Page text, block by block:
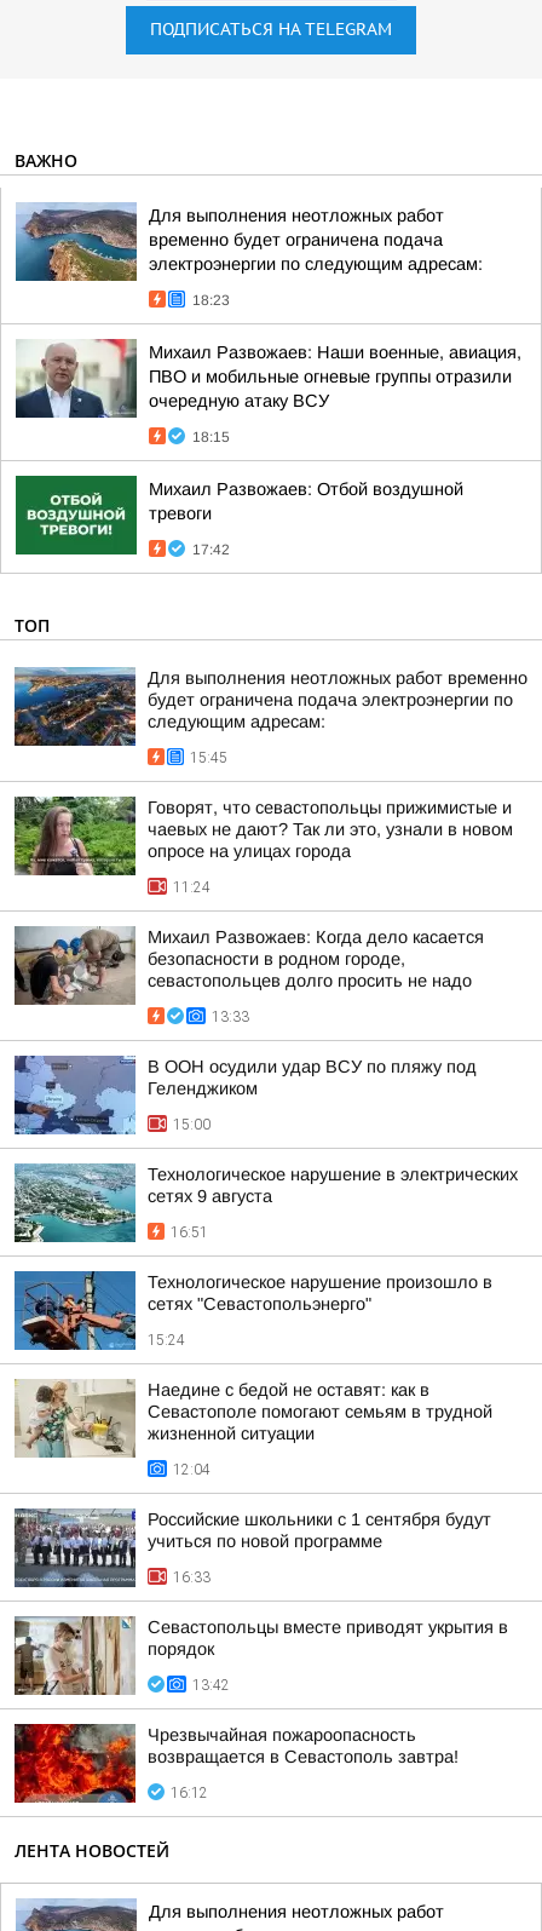
ПОДПИСАТЬСЯ НА TELEGRAM
ВАЖНО
Для выполнения неотложных работ
временно будет ограничена подача
электроэнергии по следующим адресам:
18:23
Михаил Развожаев: Наши военные, авиация,
ПВО и мобильные огневые группы отразили
очередную атаку ВСУ
18:15
Михаил Развожаев: Отбой воздушной
тревоги
17:42
ТОП
Для выполнения неотложных работ временно
будет ограничена подача электроэнергии по
следующим адресам:
15:45
Говорят, что севастопольцы прижимистые и
чаевых не дают? Так ли это, узнали в новом
опросе на улицах города
11:24
Михаил Развожаев: Когда дело касается
безопасности в родном городе,
севастопольцев долго просить не надо
13:33
В ООН осудили удар ВСУ по пляжу под
Геленджиком
15:00
Технологическое нарушение в электрических
сетях 9 августа
16:51
Технологическое нарушение произошло в
сетях "Севастопольэнерго"
15:24
Наедине с бедой не оставят: как в
Севастополе помогают семьям в трудной
жизненной ситуации
12:04
Российские школьники с 1 сентября будут
учиться по новой программе
16:33
Севастопольцы вместе приводят укрытия в
порядок
13:42
Чрезвычайная пожароопасность
возвращается в Севастополь завтра!
16:12
ЛЕНТА НОВОСТЕЙ
Для выполнения неотложных работ